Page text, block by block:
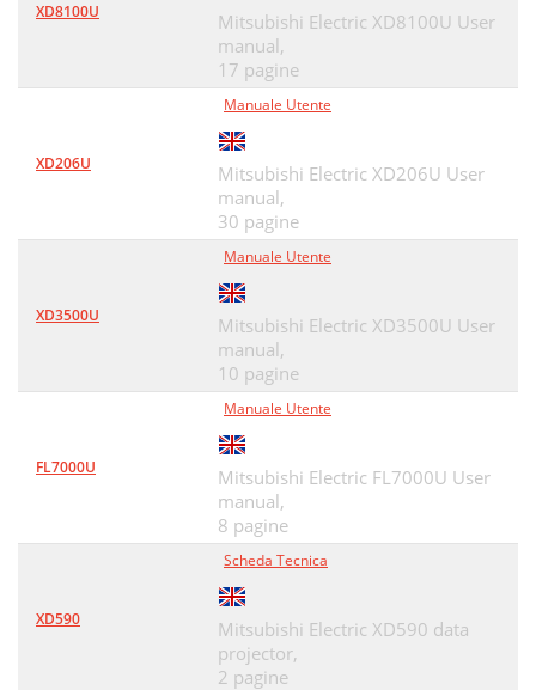
XD8100U
Mitsubishi Electric XD8100U User
manual,
17 pagine
XD206U
Manuale Utente
Mitsubishi Electric XD206U User
manual,
30 pagine
XD3500U
Manuale Utente
Mitsubishi Electric XD3500U User
manual,
10 pagine
FL7000U
Manuale Utente
Mitsubishi Electric FL7000U User
manual,
8 pagine
XD590
Scheda Tecnica
Mitsubishi Electric XD590 data
projector,
2 pagine